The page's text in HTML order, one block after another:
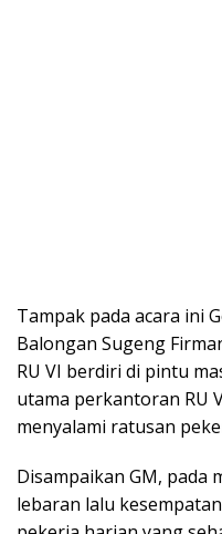
Tampak pada acara ini
Balongan Sugeng
RU VI berdiri di pintu
utama perkantoran RU
menyalami ratusan
Disampaikan GM, pada
lebaran lalu